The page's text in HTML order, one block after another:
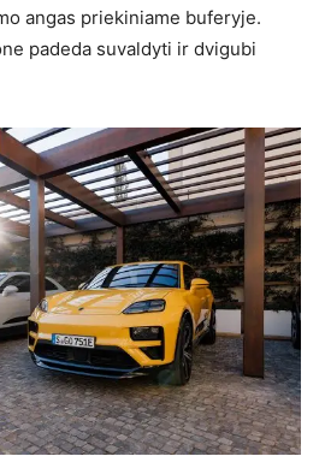
angas priekiniame buferyje.
padeda suvaldyti ir dvigubi